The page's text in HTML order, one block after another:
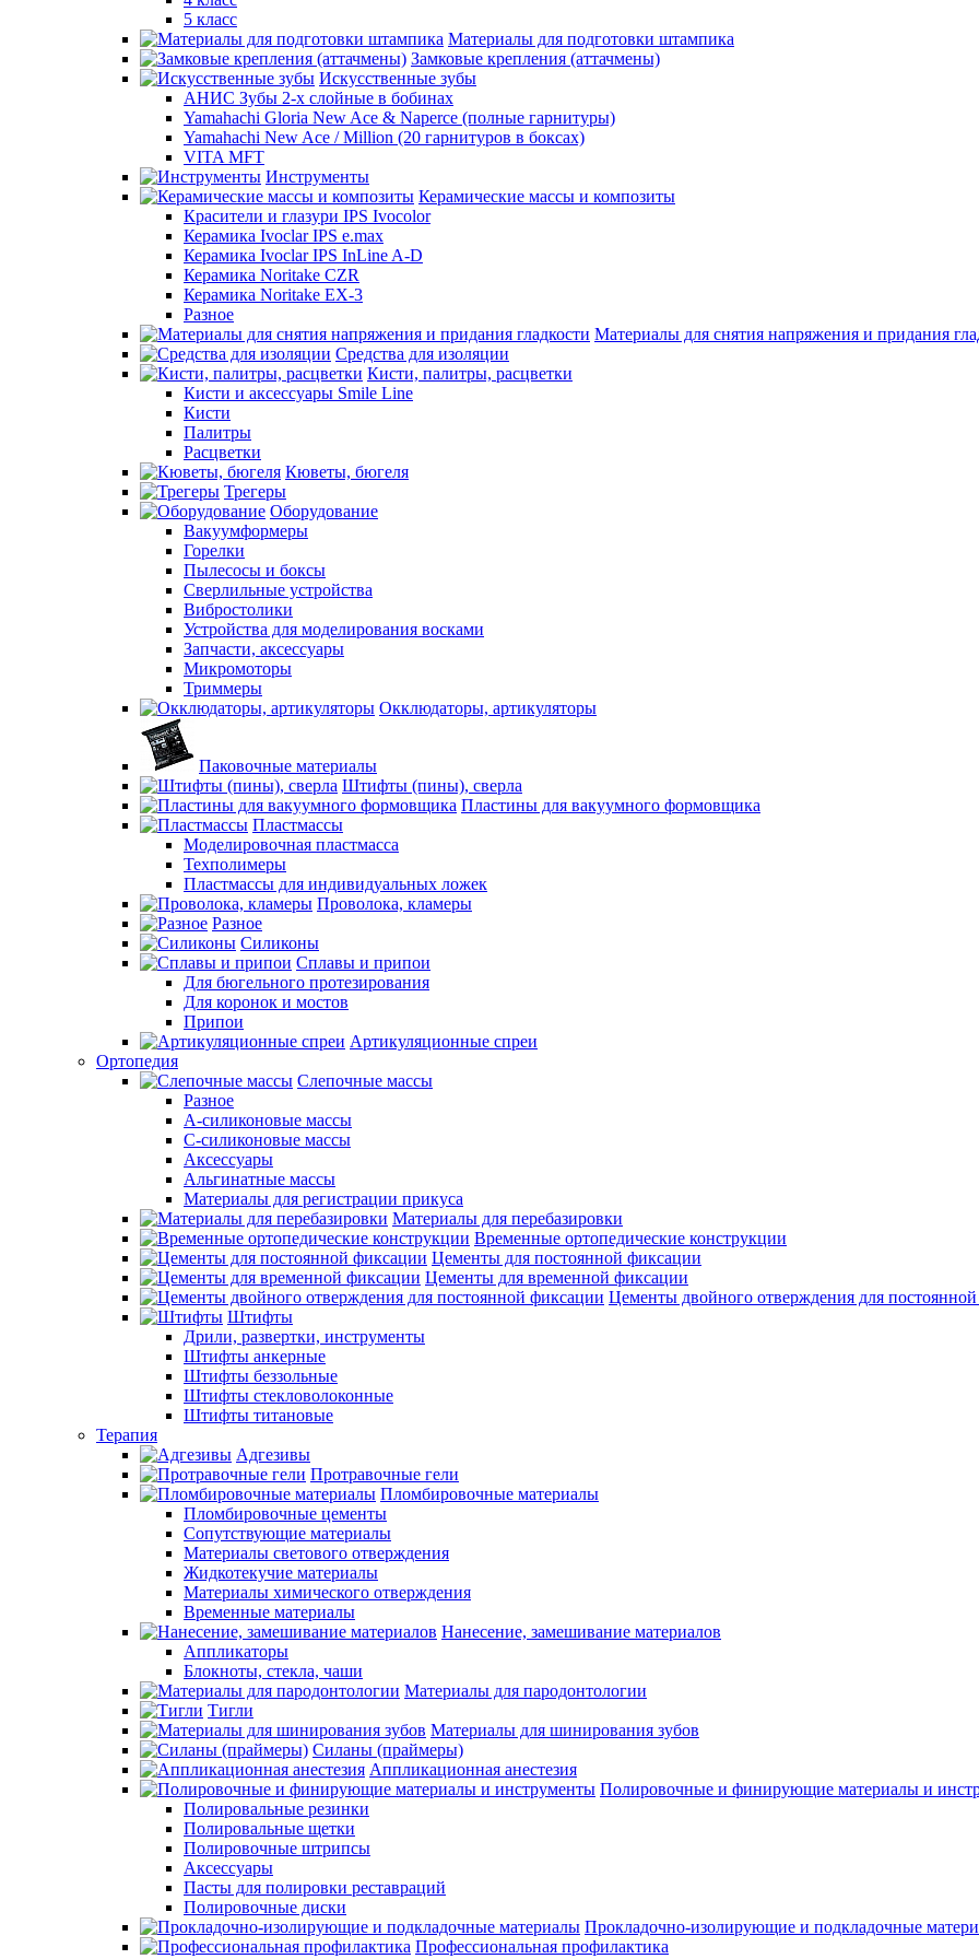
5 класс
Материалы для подготовки штампика
Замковые крепления (аттачмены)
Искусственные зубы
АНИС Зубы 2-х слойные в бобинах
Yamahachi Gloria New Ace & Naperce (полные гарнитуры)
Yamahachi New Ace / Million (20 гарнитуров в боксах)
VITA MFT
Инструменты
Керамические массы и композиты
Красители и глазури IPS Ivocolor
Керамика Ivoclar IPS e.max
Керамика Ivoclar IPS InLine A-D
Керамика Noritake CZR
Керамика Noritake EX-3
Разное
Материалы для снятия напряжения и придания
Средства для изоляции
Кисти, палитры, расцветки
Кисти и аксессуары Smile Line
Кисти
Палитры
Расцветки
Кюветы, бюгеля
Трегеры
Оборудование
Вакуумформеры
Горелки
Пылесосы и боксы
Сверлильные устройства
Вибростолики
Устройства для моделирования восками
Запчасти, аксессуары
Микромоторы
Триммеры
Окклюдаторы, артикуляторы
Паковочные материалы
Штифты (пины), сверла
Пластины для вакуумного формовщика
Пластмассы
Моделировочная пластмасса
Техполимеры
Пластмассы для индивидуальных ложек
Проволока, кламеры
Разное
Силиконы
Сплавы и припои
Для бюгельного протезирования
Для коронок и мостов
Припои
Артикуляционные спреи
Ортопедия
Слепочные массы
Разное
А-силиконовые массы
С-силиконовые массы
Аксессуары
Альгинатные массы
Материалы для регистрации прикуса
Материалы для перебазировки
Временные ортопедические конструкции
Цементы для постоянной фиксации
Цементы для временной фиксации
Цементы двойного отверждения для
Штифты
Дрили, развертки, инструменты
Штифты анкерные
Штифты беззольные
Штифты стекловолоконные
Штифты титановые
Терапия
Адгезивы
Протравочные гели
Пломбировочные материалы
Пломбировочные цементы
Сопутствующие материалы
Материалы светового отверждения
Жидкотекучие материалы
Материалы химического отверждения
Временные материалы
Нанесение, замешивание материалов
Аппликаторы
Блокноты, стекла, чаши
Материалы для пародонтологии
Тигли
Материалы для шинирования зубов
Силаны (праймеры)
Аппликационная анестезия
Полировочные и финирующие материалы и
Полировальные резинки
Полировальные щетки
Полировочные штрипсы
Аксессуары
Пасты для полировки реставраций
Полировочные диски
Прокладочно-изолирующие и подкладочные
Профессиональная профилактика